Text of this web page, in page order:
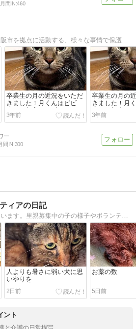
月間IN:460
卒業生の月の近況をいただ
きました！月くんはビビリ
なのは相変わらずですが、
すっかりデレて...
3年前
卒業生の月の
きました！月
なのは相変わ
すっかりデレ
3年前
間IN:300
ィアの日記
個人で里親募集をしています。里親募集中の子の様子やボランティアした事を綴っていきます！。
人よりも暑さに弱い犬に思
いやりを
2日前
お薬の数
5日前
ント